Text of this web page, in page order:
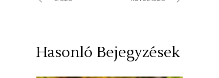
Hasonló Bejegyzések